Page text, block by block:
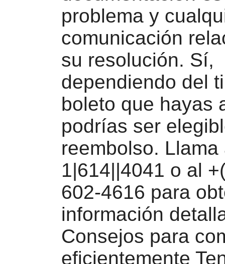
problema y
comunicación
su resolución. Sí,
dependiendo del
boleto que hayas
podrías ser
reembolso. Llama
1|614||4041 o al
602-4616 para
información
Consejos para
eficientemente